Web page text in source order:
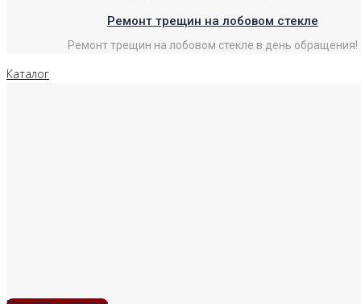
Ремонт трещин на лобовом стекле
Ремонт трещин на лобовом стекле в день обращения!
Каталог